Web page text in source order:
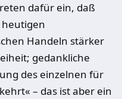
dafür ein, daß
heutigen
Handeln stärker
gedankliche
des einzelnen für
– das ist aber ein